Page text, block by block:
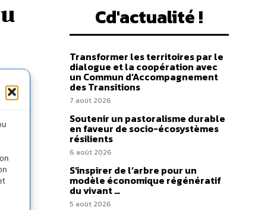
Cd'actualité !
Transformer les territoires par le
dialogue et la coopération avec
un Commun d’Accompagnement
des Transitions
7 août 2026
Soutenir un pastoralisme durable
en faveur de socio-écosystèmes
résilients
6 août 2026
S’inspirer de l’arbre pour un
modèle économique régénératif
du vivant …
5 août 2026